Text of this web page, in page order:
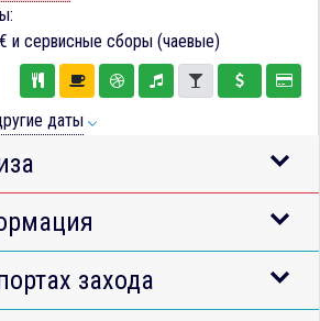
и сервисные сборы (чаевые)
даты
захода